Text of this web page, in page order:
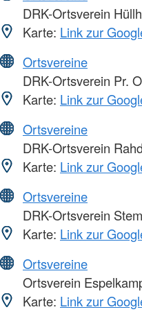
DRK-Ortsverein
Karte: Link zur
Ortsvereine
DRK-Ortsverein Pr.
Karte: Link zur
Ortsvereine
DRK-Ortsverein
Karte: Link zur
Ortsvereine
DRK-Ortsverein
Karte: Link zur
Ortsvereine
Ortsverein
Karte: Link zur